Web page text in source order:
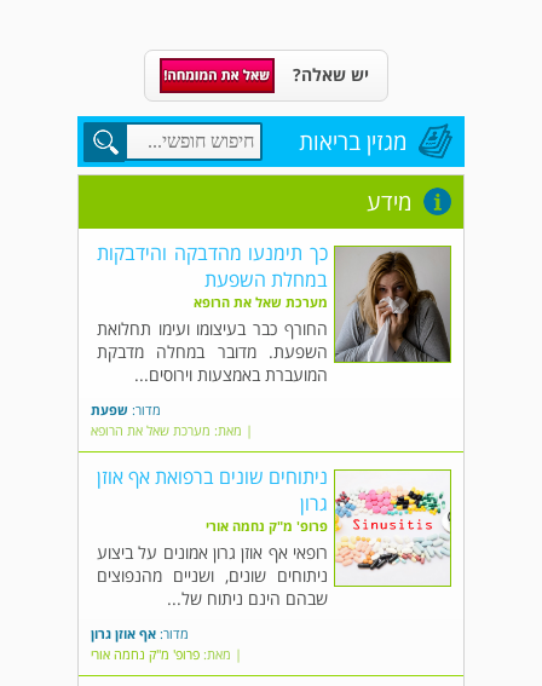
יש שאלה?
מגזין בריאות
מידע
כך תימנעו מהדבקה והידבקות
במחלת השפעת
מערכת שאל את הרופא
החורף כבר בעיצומו ועימו תחלואת
השפעת. מדובר במחלה מדבקת
המועברת באמצעות וירוסים...
מדור: שפעת
| מאת: מערכת שאל את הרופא
ניתוחים שונים ברפואת אף אוזן
גרון
פרופ' מ"ק נחמה אורי
רופאי אף אוזן גרון אמונים על ביצוע
ניתוחים שונים, ושניים מהנפוצים
שבהם הינם ניתוח של...
מדור:אף אוזן גרון
| מאת:פרופ' מ"ק נחמה אורי